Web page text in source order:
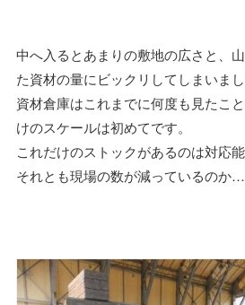
中へ入るとあまりの敷地の広さと、
た資材の量にビックリしてしまいまし
資材倉庫はこれまでに何度も見たこ
けのスケールは初めてです。
これだけのストックがあるのは対応
それとも現場の数が減っているのか…